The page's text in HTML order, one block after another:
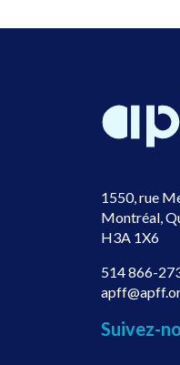
1550, rue
Montréal,
H3A 1X6
514 866-
Suivez-